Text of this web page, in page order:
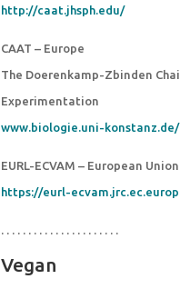
http://caat.jhsph.edu/
CAAT – Europe
The Doerenkamp-Zbinden
Experimentation
www.biologie.uni-
EURL-ECVAM – European
https://eurl-
. . . . . . . . . . . . . . . . . . . . . .
Vegan